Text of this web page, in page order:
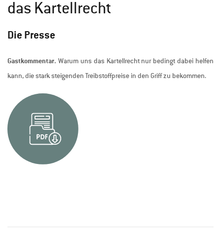
das Kartellrecht
Die Presse
Gastkommentar. Warum uns das Kartellrecht nur bedingt dabei helfen
kann, die stark steigenden Treibstoffpreise in den Griff zu bekommen.